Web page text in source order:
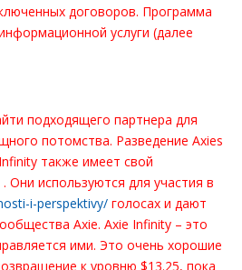
договоров. Программа
услуги (далее
подходящего партнера для
потомства. Разведение Axies
также имеет свой
Они используются для участия в
i-perspektivy/ голосах и дают
Axie. Axie Infinity – это
ими. Это очень хорошие
к уровню $13.25, пока